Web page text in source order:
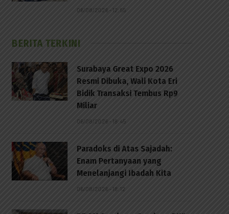
06/08/2026 - 12:55
BERITA TERKINI
Surabaya Great Expo 2026
Resmi Dibuka, Wali Kota Eri
Bidik Transaksi Tembus Rp9
Miliar
06/08/2026 - 18:45
Paradoks di Atas Sajadah:
Enam Pertanyaan yang
Menelanjangi Ibadah Kita
06/08/2026 - 18:12